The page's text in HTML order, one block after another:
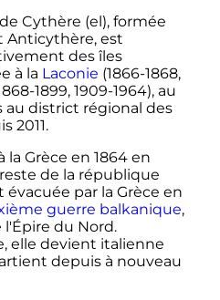
Cythère (el), formée
Anticythère, est
des îles
à la Laconie (1866-1868,
1899, 1909-1964), au
au district régional des
2011.
la Grèce en 1864 en
de la république
évacuée par la Grèce en
guerre balkanique,
du Nord.
elle devient italienne
depuis à nouveau